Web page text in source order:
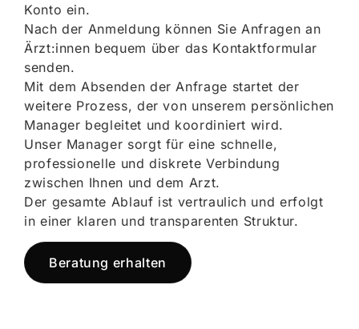
Konto ein.
Nach der Anmeldung können Sie Anfragen an
Ärzt:innen bequem über das Kontaktformular
senden.
Mit dem Absenden der Anfrage startet der
weitere Prozess, der von unserem persönlichen
Manager begleitet und koordiniert wird.
Unser Manager sorgt für eine schnelle,
professionelle und diskrete Verbindung
zwischen Ihnen und dem Arzt.
Der gesamte Ablauf ist vertraulich und erfolgt
in einer klaren und transparenten Struktur.
Beratung erhalten